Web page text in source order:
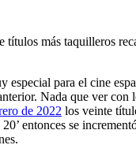
más taquilleros
especial para el cine
Nada que ver
de 2022 los veinte
entonces se